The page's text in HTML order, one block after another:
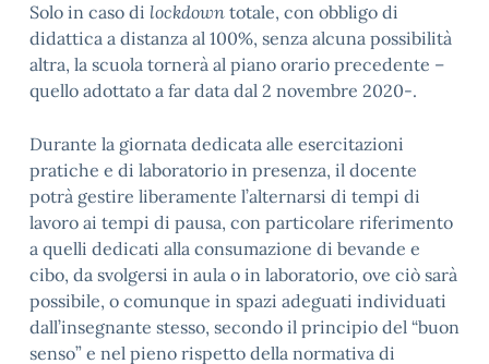
Solo in caso di lockdown totale, con obbligo di
didattica a distanza al 100%, senza alcuna possibilità
altra, la scuola tornerà al piano orario precedente –
quello adottato a far data dal 2 novembre 2020-.
Durante la giornata dedicata alle esercitazioni
pratiche e di laboratorio in presenza, il docente
potrà gestire liberamente l’alternarsi di tempi di
lavoro ai tempi di pausa, con particolare riferimento
a quelli dedicati alla consumazione di bevande e
cibo, da svolgersi in aula o in laboratorio, ove ciò sarà
possibile, o comunque in spazi adeguati individuati
dall’insegnante stesso, secondo il principio del “buon
senso” e nel pieno rispetto della normativa di